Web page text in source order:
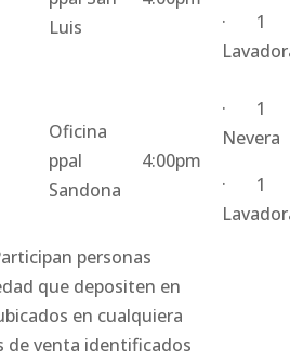
Luis
· 1
Oficina
ppal
Sandona
4:00pm
· 1
Nevera
· 1
personas
que depositen en
en cualquiera
de venta identificados